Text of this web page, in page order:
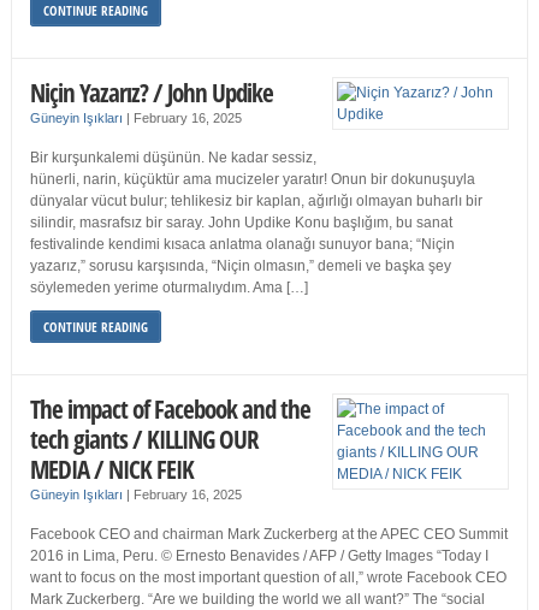
CONTINUE READING
Niçin Yazarız? / John Updike
Güneyin Işıkları | February 16, 2025
Bir kurşunkalemi düşünün. Ne kadar sessiz,
hünerli, narin, küçüktür ama mucizeler yaratır! Onun bir dokunuşuyla
dünyalar vücut bulur; tehlikesiz bir kaplan, ağırlığı olmayan buharlı bir
silindir, masrafsız bir saray. John Updike Konu başlığım, bu sanat
festivalinde kendimi kısaca anlatma olanağı sunuyor bana; “Niçin
yazarız,” sorusu karşısında, “Niçin olmasın,” demeli ve başka şey
söylemeden yerime oturmalıydım. Ama […]
CONTINUE READING
The impact of Facebook and the
tech giants / KILLING OUR
MEDIA / NICK FEIK
Güneyin Işıkları | February 16, 2025
Facebook CEO and chairman Mark Zuckerberg at the APEC CEO Summit
2016 in Lima, Peru. © Ernesto Benavides / AFP / Getty Images “Today I
want to focus on the most important question of all,” wrote Facebook CEO
Mark Zuckerberg. “Are we building the world we all want?” The “social